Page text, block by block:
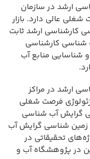
ارشد در سازمان
عالی دارد. بازار
کارشناسی ارشد ثابت
شناسی کارشناسی
شناسایی منابع آب
ارشد در مراکز
فرصت شغلی
گرایش آب شناسی
زمین شناسی گرایش آب
تحقیقاتی در
در پژوهشگاه آب و